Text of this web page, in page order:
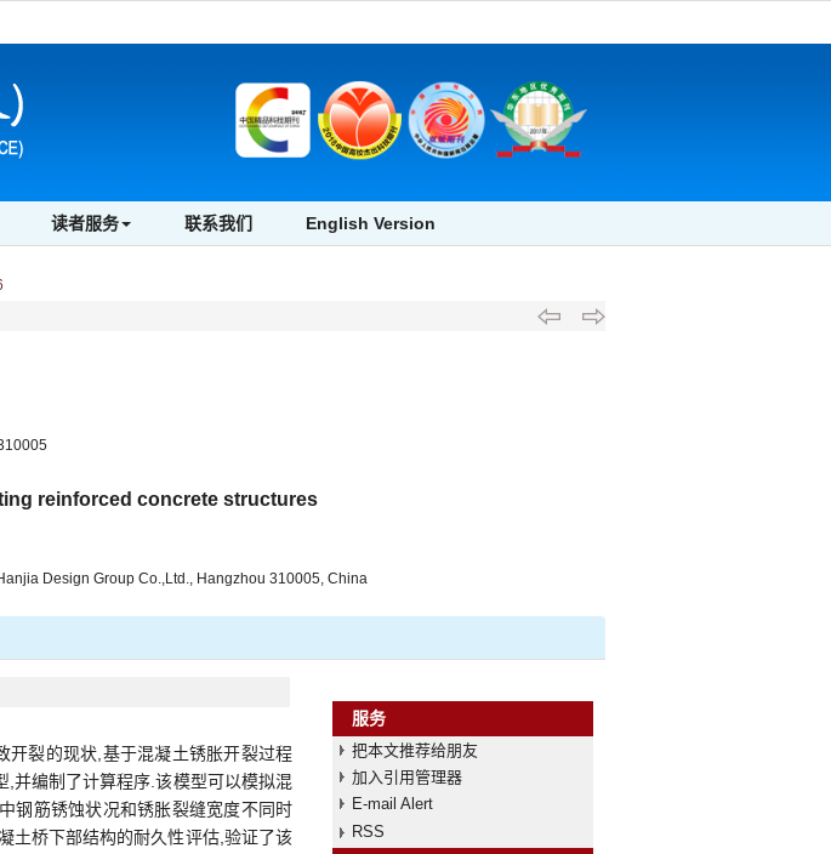
读者服务 联系我们 English Version
reinforced concrete structures
Design Group Co.,Ltd., Hangzhou 310005, China
开裂的现状,基于混凝土锈胀开裂过程
并编制了计算程序.该模型可以模拟混
钢筋锈蚀状况和锈胀裂缝宽度不同时
土桥下部结构的耐久性评估,验证了该
服务
把本文推荐给朋友
加入引用管理器
E-mail Alert
RSS